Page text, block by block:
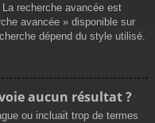
recherche avancée est
avancée » disponible sur
dépend du style utilisé.
aucun résultat ?
ou incluait trop de termes